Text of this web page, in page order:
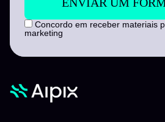
Concordo em receber materiais
marketing